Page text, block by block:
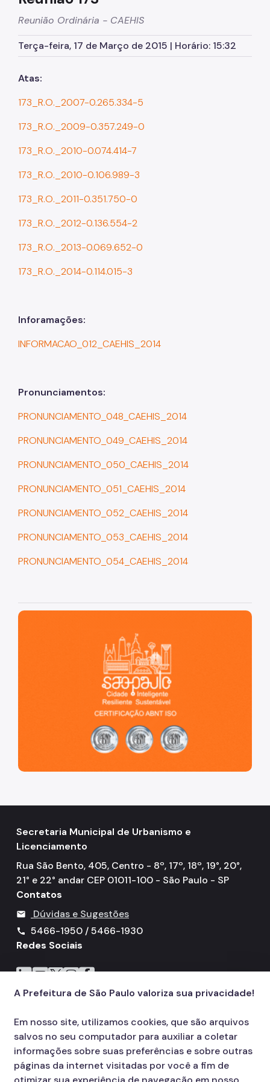
Planos Regionais
Demais Leis e Decretos
Locais de Reunião e Eventos
Cadastro da Edificação
Relatórios de Aprovação
Reunião Ordinária - CAEHIS
Terça-feira, 17 de Março de 2015 | Horário: 15:32
Atas:
173_R.O._2007-0.265.334-5
173_R.O._2009-0.357.249-0
173_R.O._2010-0.074.414-7
173_R.O._2010-0.106.989-3
173_R.O._2011-0.351.750-0
173_R.O._2012-0.136.554-2
173_R.O._2013-0.069.652-0
173_R.O._2014-0.114.015-3
Inforamações:
INFORMACAO_012_CAEHIS_2014
Pronunciamentos:
PRONUNCIAMENTO_048_CAEHIS_2014
PRONUNCIAMENTO_049_CAEHIS_2014
PRONUNCIAMENTO_050_CAEHIS_2014
PRONUNCIAMENTO_051_CAEHIS_2014
PRONUNCIAMENTO_052_CAEHIS_2014
PRONUNCIAMENTO_053_CAEHIS_2014
PRONUNCIAMENTO_054_CAEHIS_2014
São Paulo, cidade inteligente, resiliente e sustentável
Secretaria Municipal de Urbanismo e
Licenciamento
Rua São Bento, 405, Centro - 8º, 17º, 18º, 19°, 20°,
21° e 22° andar CEP 01011-100 - São Paulo - SP
Contatos
mail Dúvidas e Sugestões
call
5466-1950 / 5466-1930
Redes Sociais
Icone do LinkedIn
Icone do YouTube
Icone do X
Icone do Instagram
Icone do Facebook
A Prefeitura de São Paulo valoriza sua privacidade!
Em nosso site, utilizamos cookies, que são arquivos
salvos no seu computador para auxiliar a coletar
informações sobre suas preferências e sobre outras
páginas da internet visitadas por você a fim de